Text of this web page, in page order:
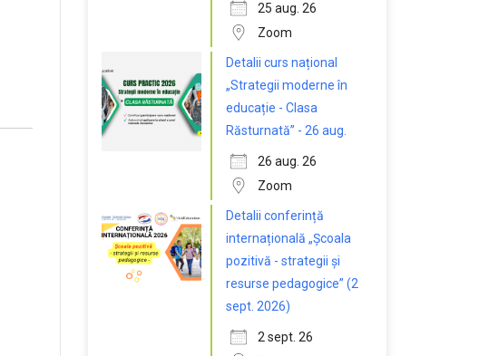
25 aug. 26
Zoom
Detalii curs național
„Strategii moderne în
educație - Clasa
Răsturnată” - 26 aug.
26 aug. 26
Zoom
Detalii conferință
internațională „Școala
pozitivă - strategii și
resurse pedagogice” (2
sept. 2026)
2 sept. 26